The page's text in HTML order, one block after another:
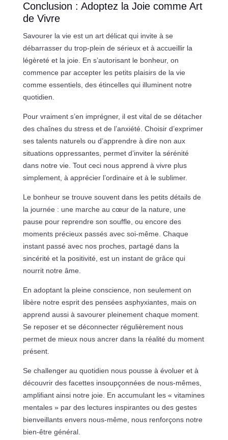
Conclusion : Adoptez la Joie comme Art
de Vivre
Savourer la vie est un art délicat qui invite à se
débarrasser du trop-plein de sérieux et à accueillir la
légèreté et la joie. En s’autorisant le bonheur, on
commence par accepter les petits plaisirs de la vie
comme essentiels, des étincelles qui illuminent notre
quotidien.
Pour vraiment s’en imprégner, il est vital de se détacher
des chaînes du stress et de l’anxiété. Choisir d’exprimer
ses talents naturels ou d’apprendre à dire non aux
situations oppressantes, permet d’inviter la sérénité
dans notre vie. Tout ceci nous apprend à vivre plus
simplement, à apprécier l’ordinaire et à le sublimer.
Le bonheur se trouve souvent dans les petits détails de
la journée : une marche au cœur de la nature, une
pause pour reprendre son souffle, ou encore des
moments précieux passés avec soi-même. Chaque
instant passé avec nos proches, partagé dans la
sincérité et la positivité, est un instant de grâce qui
nourrit notre âme.
En adoptant la pleine conscience, non seulement on
libère notre esprit des pensées asphyxiantes, mais on
apprend aussi à savourer pleinement chaque moment.
Se reposer et se déconnecter régulièrement nous
permet de mieux nous ancrer dans la réalité du moment
présent.
Se challenger au quotidien nous pousse à évoluer et à
découvrir des facettes insoupçonnées de nous-mêmes,
amplifiant ainsi notre joie. En accumulant les « vitamines
mentales » par des lectures inspirantes ou des gestes
bienveillants envers nous-même, nous renforçons notre
bien-être général.